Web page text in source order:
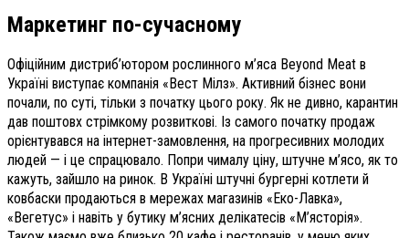
Маркетинг по-сучасному
Офіційним дистриб’ютором рослинного м’яса Beyond Meat в
Україні виступає компанія «Вест Мілз». Активний бізнес вони
почали, по суті, тільки з початку цього року. Як не дивно, карантин
дав поштовх стрімкому розвиткові. Із самого початку продаж
орієнтувався на інтернет-замовлення, на прогресивних молодих
людей — і це спрацювало. Попри чималу ціну, штучне м’ясо, як то
кажуть, зайшло на ринок. В Україні штучні бургерні котлети й
ковбаски продаються в мережах магазинів «Еко-Лавка»,
«Вегетус» і навіть у бутику м’ясних делікатесів «М’ясторія».